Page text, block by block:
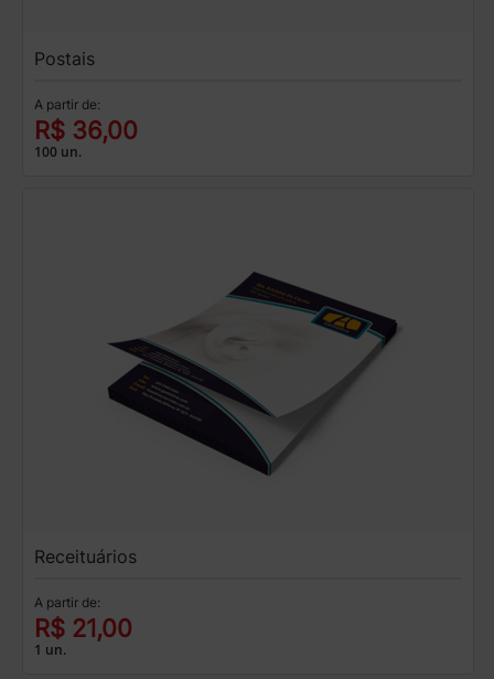
Postais
A partir de:
R$ 36,00
100 un.
Receituários
A partir de:
R$ 21,00
1 un.